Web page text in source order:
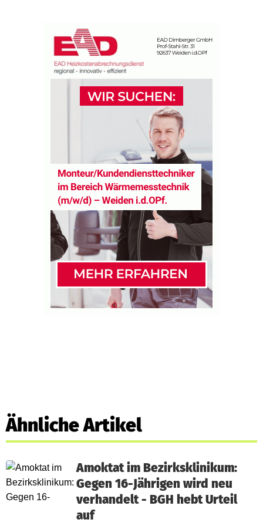
Ähnliche Artikel
Amoktat im Bezirksklinikum:
Gegen 16-Jährigen wird neu
verhandelt - BGH hebt Urteil
auf